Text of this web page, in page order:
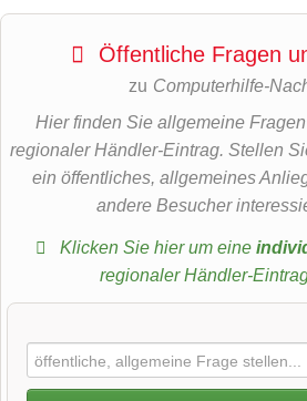
Öffentliche Fragen
zu Computerhilfe-
Hier finden Sie allgemeine
regionaler Händler-Eintrag. Stellen
ein öffentliches, allgemeines
andere Besucher
Klicken Sie hier um eine
regionaler Händler-